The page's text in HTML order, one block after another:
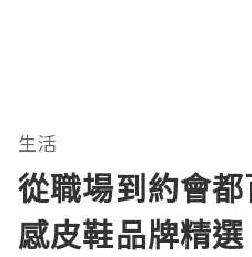
生活
從職場到約會
感皮鞋品牌精選